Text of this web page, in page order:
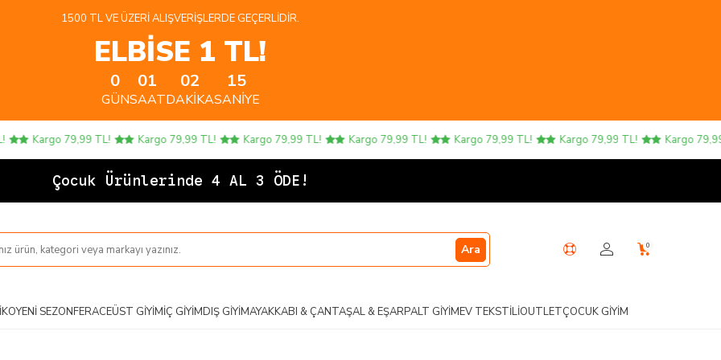
1500 TL VE ÜZERI ALIŞVERIŞLERDE GEÇERLIDIR.
ELBİSE 1 TL!
0
GÜN
01
SAAT
02
DAKIKA
15
SANIYE
Kargo 79,99 TL! Kargo 79,99 TL! Kargo 79,99 TL! Kargo 79,99 TL! Kargo 79,99 TL! Kargo 79,99 TL! Kargo 79,99 TL!
Çocuk Ürünlerinde 4 AL 3 ÖDE!
Ara 0
YENI SEZONFERACEÜST GIYIMİÇ GIYIMDIŞ GIYIMAYAKKABI & ÇANTAŞAL & EŞARPALT GIYIMEV TEKSTILIOUTLETÇOCUK GIYIM